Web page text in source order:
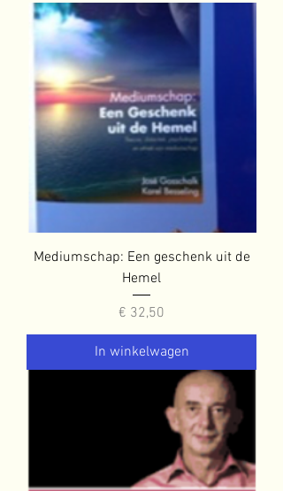
Mediumschap: Een geschenk uit de
Hemel
Prijs
€ 32,50
In winkelwagen